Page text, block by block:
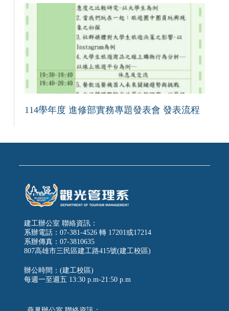
114學年度 進修部實務專題發表會 發表流程
建工辦公室 聯絡資訊：
系辦電話：07-381-4526 轉 17201或17214
系辦傳真：07-3810635
807高雄市三民區建工路415號(建工校區)
辦公時間：(建工校區)
每週一至週五 13:30 p.m-21:50 p.m